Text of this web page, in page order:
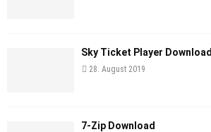
Sky Ticket Player Download
28. August 2019
7-Zip Download